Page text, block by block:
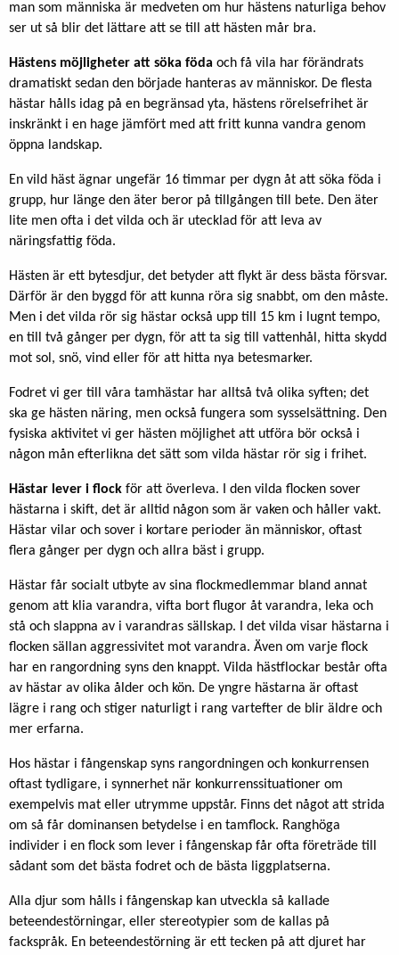
man som människa är medveten om hur hästens naturliga behov
ser ut så blir det lättare att se till att hästen mår bra.
Hästens möjligheter att söka föda och få vila har förändrats
dramatiskt sedan den började hanteras av människor. De flesta
hästar hålls idag på en begränsad yta, hästens rörelsefrihet är
inskränkt i en hage jämfört med att fritt kunna vandra genom
öppna landskap.
En vild häst ägnar ungefär 16 timmar per dygn åt att söka föda i
grupp, hur länge den äter beror på tillgången till bete. Den äter
lite men ofta i det vilda och är utecklad för att leva av
näringsfattig föda.
Hästen är ett bytesdjur, det betyder att flykt är dess bästa försvar.
Därför är den byggd för att kunna röra sig snabbt, om den måste.
Men i det vilda rör sig hästar också upp till 15 km i lugnt tempo,
en till två gånger per dygn, för att ta sig till vattenhål, hitta skydd
mot sol, snö, vind eller för att hitta nya betesmarker.
Fodret vi ger till våra tamhästar har alltså två olika syften; det
ska ge hästen näring, men också fungera som sysselsättning. Den
fysiska aktivitet vi ger hästen möjlighet att utföra bör också i
någon mån efterlikna det sätt som vilda hästar rör sig i frihet.
Hästar lever i flock för att överleva. I den vilda flocken sover
hästarna i skift, det är alltid någon som är vaken och håller vakt.
Hästar vilar och sover i kortare perioder än människor, oftast
flera gånger per dygn och allra bäst i grupp.
Hästar får socialt utbyte av sina flockmedlemmar bland annat
genom att klia varandra, vifta bort flugor åt varandra, leka och
stå och slappna av i varandras sällskap. I det vilda visar hästarna i
flocken sällan aggressivitet mot varandra. Även om varje flock
har en rangordning syns den knappt. Vilda hästflockar består ofta
av hästar av olika ålder och kön. De yngre hästarna är oftast
lägre i rang och stiger naturligt i rang vartefter de blir äldre och
mer erfarna.
Hos hästar i fångenskap syns rangordningen och konkurrensen
oftast tydligare, i synnerhet när konkurrenssituationer om
exempelvis mat eller utrymme uppstår. Finns det något att strida
om så får dominansen betydelse i en tamflock. Ranghöga
individer i en flock som lever i fångenskap får ofta företräde till
sådant som det bästa fodret och de bästa liggplatserna.
Alla djur som hålls i fångenskap kan utveckla så kallade
beteendestörningar, eller stereotypier som de kallas på
fackspråk. En beteendestörning är ett tecken på att djuret har